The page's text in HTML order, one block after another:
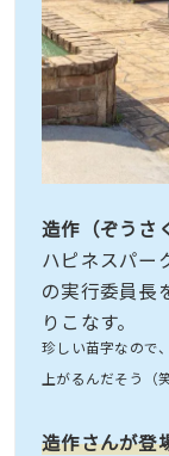
造作（ぞうさ
ハピネスパー
の実行委員長
りこなす。
珍しい苗字なので
上がるんだそう（笑
造作さんが登